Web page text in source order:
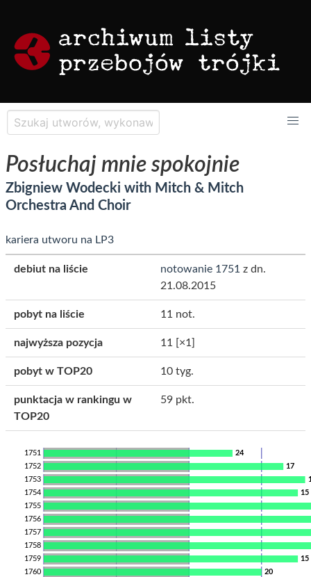
Posłuchaj mnie spokojnie
Zbigniew Wodecki with Mitch & Mitch
Orchestra And Choir
kariera utworu na LP3
debiut na liście notowanie 1751 z dn.
21.08.2015
pobyt na liście 11 not.
najwyższa pozycja 11 [×1]
pobyt w TOP20 10 tyg.
punktacja w rankingu w
TOP20
59 pkt.
24
1751
17
1752
1753
15
1754
1755
1756
1757
1758
15
1759
20
1760